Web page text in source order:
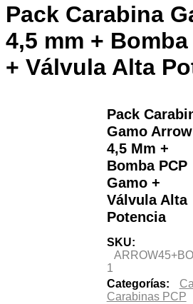
Pack Carabina
4,5 mm + Bomba
+ Válvula Alta
Pack
Gamo Arrow
4,5 Mm +
Bomba PCP
Gamo +
Válvula Alta
Potencia
SKU:
1
Categorías:
Carabinas PCP